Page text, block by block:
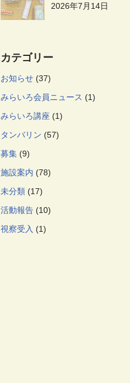
2026年7月14日
カテゴリー
お知らせ (37)
みらいろ会員ニュース (1)
みらいろ講座 (1)
タンバリン (57)
募集 (9)
施設案内 (78)
未分類 (17)
活動報告 (10)
視察受入 (1)